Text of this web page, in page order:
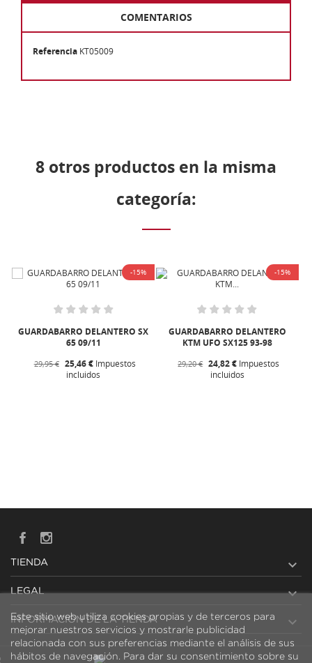
COMENTARIOS
Referencia KT05009
8 otros productos en la misma
categoría:
-15%
GUARDABARRO DELANTERO SX
65 09/11
29,95 € 25,46 €Impuestos
incluidos
-15%
GUARDABARRO DELANTERO
KTM UFO SX125 93-98
29,20 € 24,82 € Impuestos
incluidos
TIENDA 
LEGAL 
Este sitio web utiliza cookies propias y de terceros para
mejorar nuestros servicios y mostrarle publicidad
relacionada con sus preferencias mediante el análisis de sus
hábitos de navegación. Para dar su consentimiento sobre su
INFORMACIÓN DE LA TIENDA 